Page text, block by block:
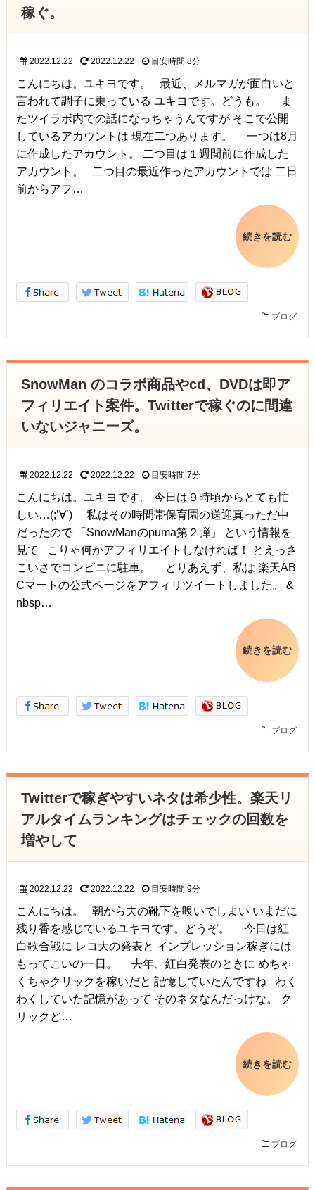
稼ぐ。
2022.12.22 2022.12.22 目安時間 8分
こんにちは。ユキヨです。 最近、メルマガが面白いと
言われて調子に乗っている ユキヨです。どうも。 ま
たツイラボ内での話になっちゃうんですが そこで公開
しているアカウントは 現在二つあります。 一つは8月
に作成したアカウント。 二つ目は１週間前に作成した
アカウント。 二つ目の最近作ったアカウントでは 二日
前からアフ…
続きを読む
ブログ
SnowMan のコラボ商品やcd、DVDは即ア
フィリエイト案件。Twitterで稼ぐのに間違
いないジャニーズ。
2022.12.22 2022.12.22 目安時間 7分
こんにちは。ユキヨです。 今日は９時頃からとても忙
しい…(;’∀’) 私はその時間帯保育園の送迎真っただ中
だったので 「SnowManのpuma第２弾」 という情報を
見て こりゃ何かアフィリエイトしなければ！ とえっさ
こいさでコンビニに駐車。 とりあえず、私は 楽天AB
Cマートの公式ページをアフィリツイートしました。 &
nbsp…
続きを読む
ブログ
Twitterで稼ぎやすいネタは希少性。楽天リ
アルタイムランキングはチェックの回数を
増やして
2022.12.22 2022.12.22 目安時間 9分
こんにちは。 朝から夫の靴下を嗅いでしまい いまだに
残り香を感じているユキヨです。どうぞ。 今日は紅
白歌合戦に レコ大の発表と インプレッション稼ぎには
もってこいの一日。 去年、紅白発表のときに めちゃ
くちゃクリックを稼いだと 記憶していたんですね わく
わくしていた記憶があって そのネタなんだっけな。 ク
リックど…
続きを読む
ブログ